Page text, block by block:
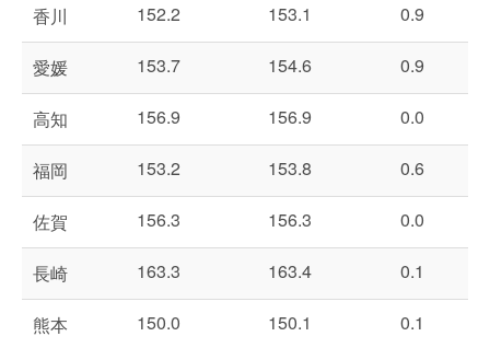
香川 152.2 153.1 0.9
愛媛 153.7 154.6 0.9
高知 156.9 156.9 0.0
福岡 153.2 153.8 0.6
佐賀 156.3 156.3 0.0
長崎 163.3 163.4 0.1
熊本 150.0 150.1 0.1